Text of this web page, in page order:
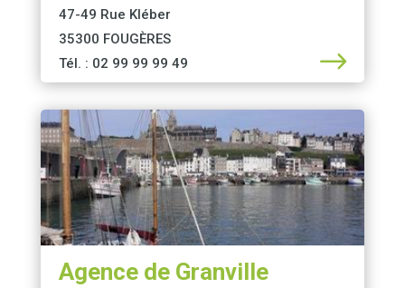
47-49 Rue Kléber
35300 FOUGÈRES
Tél. : 02 99 99 99 49
$
Agence de Granville